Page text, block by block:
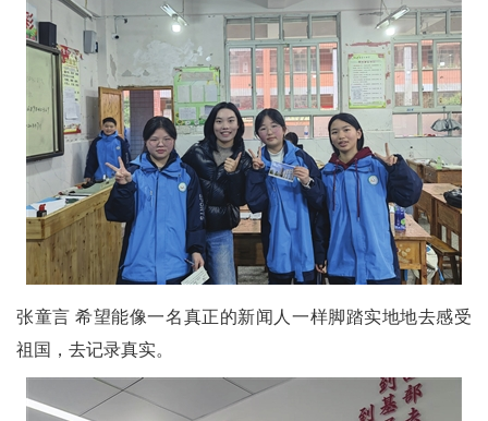
张童言 希望能像一名真正的新闻人一样脚踏实地地去感受
祖国，去记录真实。